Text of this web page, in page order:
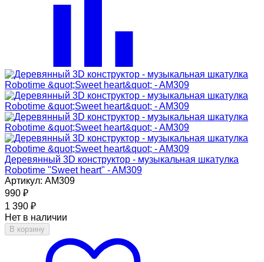
Деревянный 3D конструктор - музыкальная шкатулка
Robotime "Sweet heart" - AM309
Артикул: AM309
990 ₽
1 390 ₽
Нет в наличии
В корзину